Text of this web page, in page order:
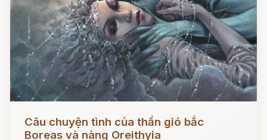
Câu chuyện tình của thần gió bắc
Boreas và nàng Oreithyia